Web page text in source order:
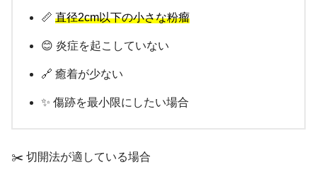
📏 直径2cm以下の小さな粉瘤
😊 炎症を起こしていない
🔗 癒着が少ない
✨ 傷跡を最小限にしたい場合
✂️ 切開法が適している場合